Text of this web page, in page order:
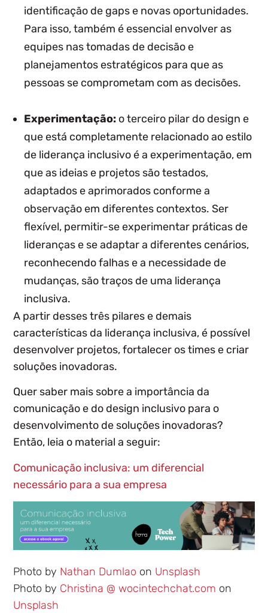
identificação de gaps e novas oportunidades.
Para isso, também é essencial envolver as
equipes nas tomadas de decisão e
planejamentos estratégicos para que as
pessoas se comprometam com as decisões.
Experimentação: o terceiro pilar do design e
que está completamente relacionado ao estilo
de liderança inclusivo é a experimentação, em
que as ideias e projetos são testados,
adaptados e aprimorados conforme a
observação em diferentes contextos. Ser
flexível, permitir-se experimentar práticas de
lideranças e se adaptar a diferentes cenários,
reconhecendo falhas e a necessidade de
mudanças, são traços de uma liderança
inclusiva.
A partir desses três pilares e demais
características da liderança inclusiva, é possível
desenvolver projetos, fortalecer os times e criar
soluções inovadoras.
Quer saber mais sobre a importância da
comunicação e do design inclusivo para o
desenvolvimento de soluções inovadoras?
Então, leia o material a seguir:
Comunicação inclusiva: um diferencial
necessário para a sua empresa
Photo by Nathan Dumlao on Unsplash
Photo by Christina @ wocintechchat.com on
Unsplash